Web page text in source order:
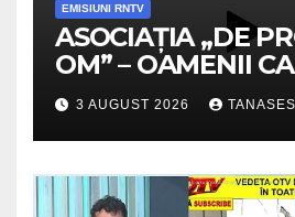
EMISIUNI RNTV
ASOCIAȚIA „DE
OM” – OAMENII
VALOARE
SECRETELE
/VIDEO
3 AUGUST 2026